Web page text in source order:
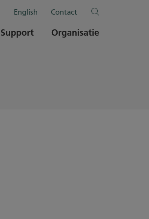
English Contact
Support Organisatie